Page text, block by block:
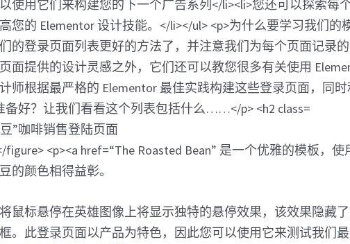
豆”咖啡销售登陆页面
“The Roasted Bean” 是一个优雅的模板，
的颜色相得益彰。
鼠标悬停在英雄图像上将显示独特的悬停效果，该效果隐藏
。此登录页面以产品为特色，因此您可以使用它来测试我们